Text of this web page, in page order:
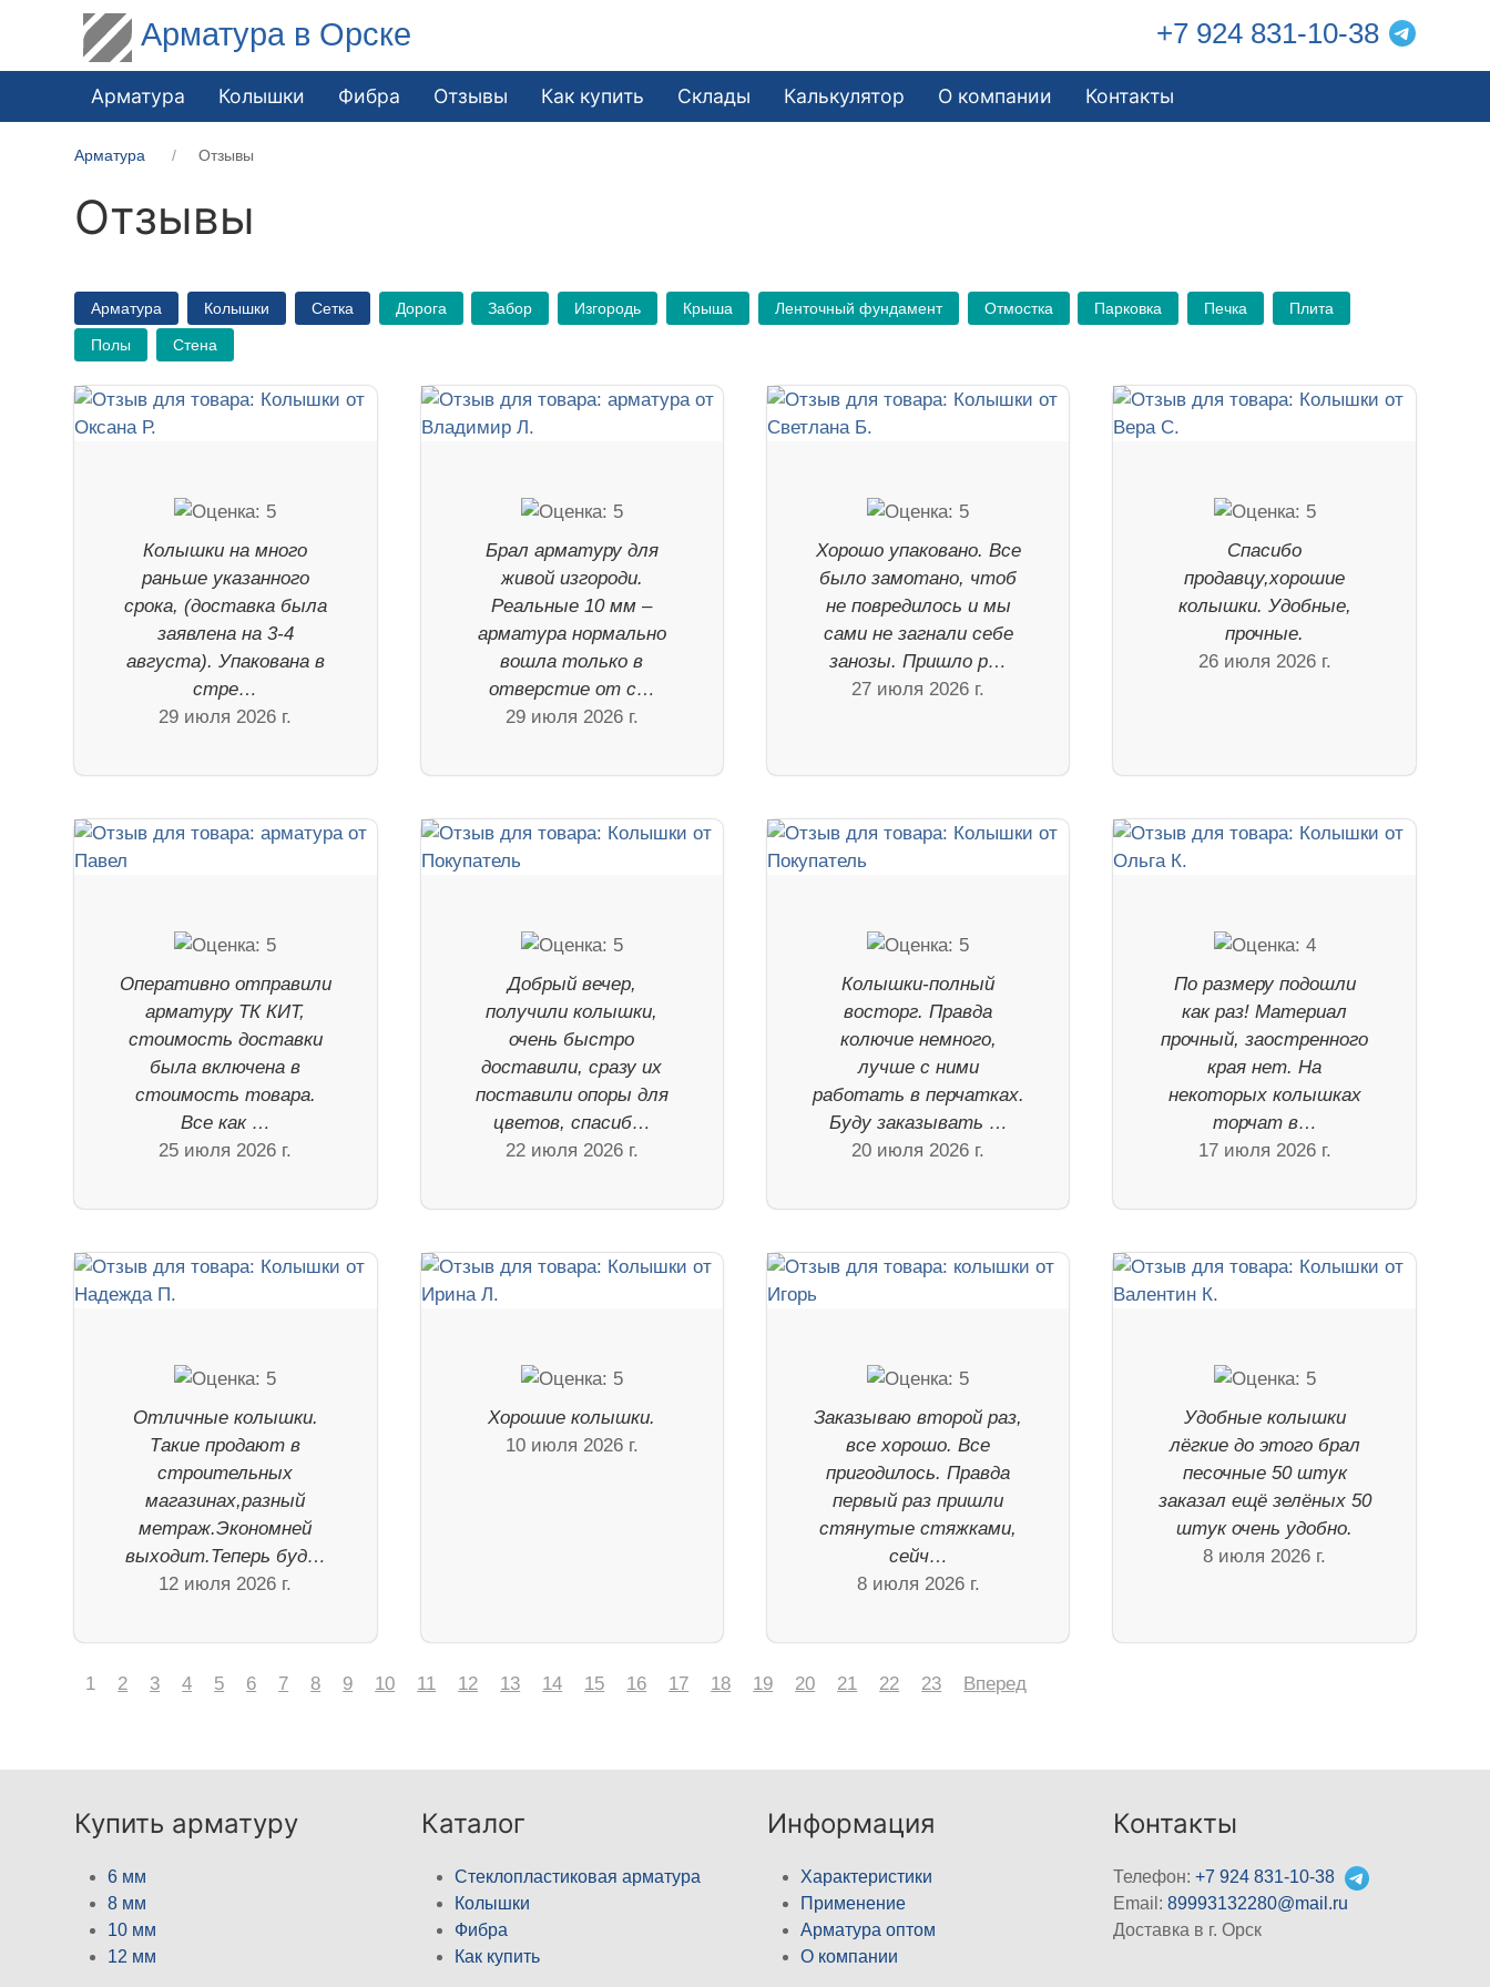
Арматура в Орске +7 924 831-10-38
Арматура Колышки Фибра Отзывы Как купить Склады Калькулятор О компании Контакты
Арматура Отзывы
Отзывы
Арматура Колышки Сетка Дорога Забор Изгородь Крыша Ленточный фундамент Отмостка Парковка Печка Плита
Полы Стена
Колышки на много
раньше указанного
срока, (доставка была
заявлена на 3-4
августа). Упакована в
стре…
29 июля 2026 г.
Брал арматуру для
живой изгороди.
Реальные 10 мм –
арматура нормально
вошла только в
отверстие от с…
29 июля 2026 г.
Хорошо упаковано. Все
было замотано, чтоб
не повредилось и мы
сами не загнали себе
занозы. Пришло р…
27 июля 2026 г.
Спасибо
продавцу,хорошие
колышки. Удобные,
прочные.
26 июля 2026 г.
Оперативно отправили
арматуру ТК КИТ,
стоимость доставки
была включена в
стоимость товара.
Все как …
25 июля 2026 г.
Добрый вечер,
получили колышки,
очень быстро
доставили, сразу их
поставили опоры для
цветов, спасиб…
22 июля 2026 г.
Колышки-полный
восторг. Правда
колючие немного,
лучше с ними
работать в перчатках.
Буду заказывать …
20 июля 2026 г.
По размеру подошли
как раз! Материал
прочный, заостренного
края нет. На
некоторых колышках
торчат в…
17 июля 2026 г.
Отличные колышки.
Такие продают в
строительных
магазинах,разный
метраж.Экономней
выходит.Теперь буд…
12 июля 2026 г.
Хорошие колышки.
10 июля 2026 г.
Заказываю второй раз,
все хорошо. Все
пригодилось. Правда
первый раз пришли
стянутые стяжками,
сейч…
8 июля 2026 г.
Удобные колышки
лёгкие до этого брал
песочные 50 штук
заказал ещё зелёных 50
штук очень удобно.
8 июля 2026 г.
1 2 3 4 5 6 7 8 9 10 11 12 13 14 15 16 17 18 19 20 21 22 23 Вперед
Купить арматуру
6 мм
8 мм
10 мм
12 мм
Каталог
Стеклопластиковая арматура
Колышки
Фибра
Как купить
Информация
Характеристики
Применение
Арматура оптом
О компании
Контакты
Телефон:+7 924 831-10-38
Email:89993132280@mail.ru
Доставка в г. Орск